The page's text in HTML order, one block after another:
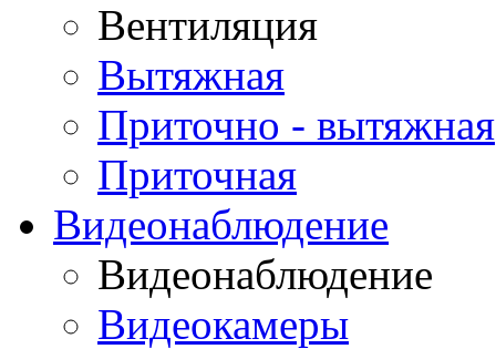
Вентиляция
Вытяжная
Приточно - вытяжная
Приточная
Видеонаблюдение
Видеонаблюдение
Видеокамеры